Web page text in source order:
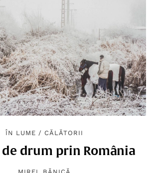
ÎN LUME / CĂLĂTORII
de drum prin România